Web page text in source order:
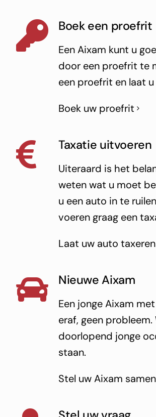
Boek een proefrit
Een Aixam kunt u
door een proefrit te
een proefrit en laat u
Boek uw proefrit
Taxatie uitvoeren
Uiteraard is het
weten wat u moet
u een auto in te
voeren graag een
Laat uw auto taxeren
Nieuwe Aixam
Een jonge Aixam
eraf, geen
doorlopend jonge
staan.
Stel uw Aixam samen